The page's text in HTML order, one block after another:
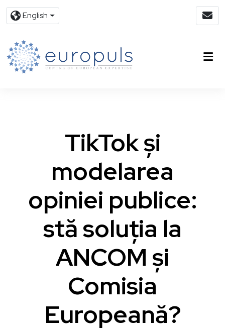
English
TikTok și
modelarea
opiniei publice:
stă soluția la
ANCOM și
Comisia
Europeană?